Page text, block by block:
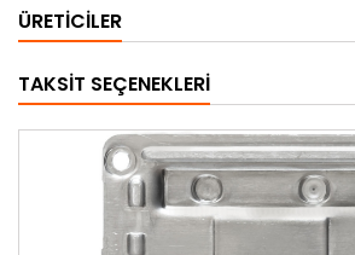
ÜRETICILER
TAKSIT SEÇENEKLERI